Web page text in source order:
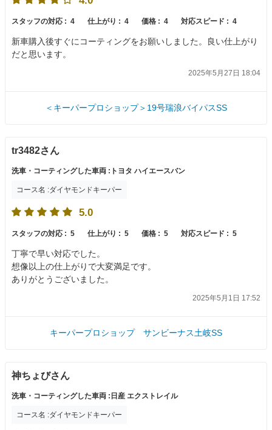
スタッフの対応 : 4 仕上がり : 4 価格 : 4 対応スピード : 4
新車購入後すぐにコーティングをお願いしました。良い仕上がり
だと思います。
2025年5月27日 18:04
＜キーパープロショップ＞19号瑞浪バイパスSS
tr3482さん
洗車・コーティングした車両 :トヨタ ハイエースバン
コース名 :ダイヤモンドキーパー
5.0
スタッフの対応 : 5 仕上がり : 5 価格 : 5 対応スピード : 5
丁寧で早い対応でした。
想像以上の仕上がりで大変満足です。
ありがとうございました。
2025年5月1日 17:52
キーパープロショップ サンビーナス土岐SS
神ちょびさん
洗車・コーティングした車両 :日産 エクストレイル
コース名 :ダイヤモンドキーパー